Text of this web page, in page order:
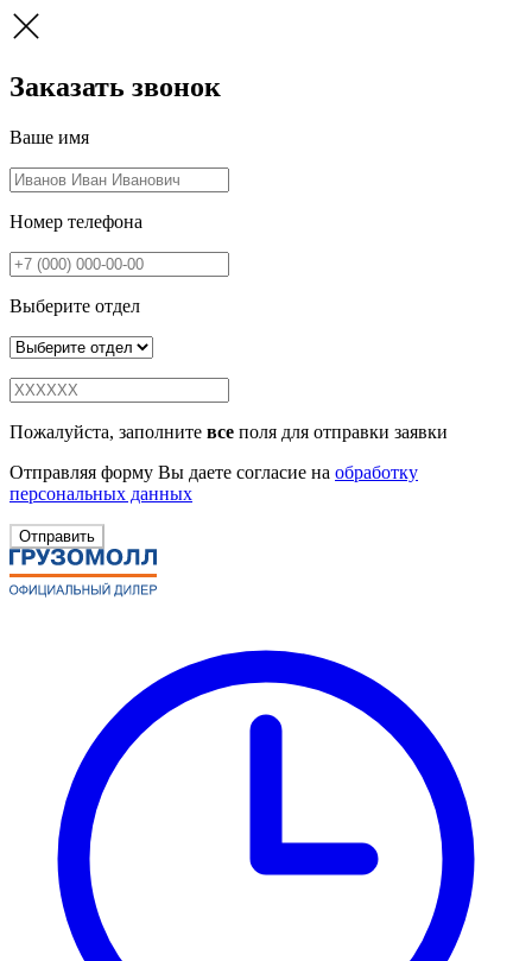
Заказать звонок
Ваше имя
Номер телефона
Выберите отдел
Пожалуйста, заполните все поля для отправки заявки
Отправляя форму Вы даете согласие на обработку
персональных данных
Отправить